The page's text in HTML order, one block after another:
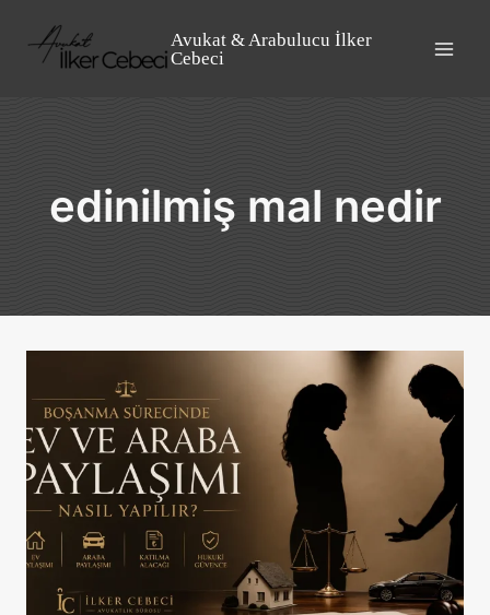
content
Avukat & Arabulucu İlker
Cebeci
edinilmiş mal nedir